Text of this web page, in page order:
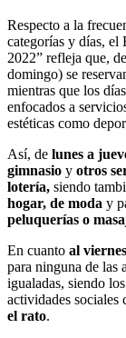
Respecto a la
categorías y días,
2022” refleja que,
domingo) se
mientras que los
enfocados a
estéticas como
Así, de lunes a
gimnasio y otros
lotería, siendo
hogar, de moda y
peluquerías o
En cuanto al viernes
para ninguna de las
igualadas, siendo
actividades sociales
el rato.